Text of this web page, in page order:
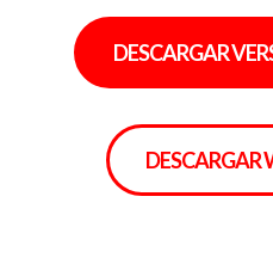
DESCARGAR
DESCARGAR